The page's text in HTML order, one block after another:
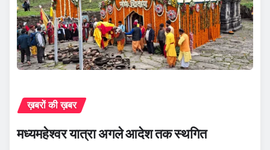
ख़बरों की ख़बर
मध्यमहेश्वर यात्रा अगले आदेश तक स्थगित